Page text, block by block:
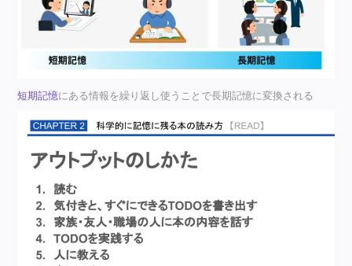
短期記憶にある情報を繰り返し使うことで長期記憶に変換される